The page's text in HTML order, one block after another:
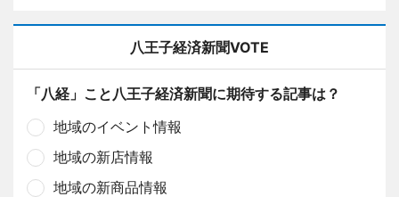
八王子経済新聞VOTE
「八経」こと八王子経済新聞に期待する記事は？
地域のイベント情報
地域の新店情報
地域の新商品情報